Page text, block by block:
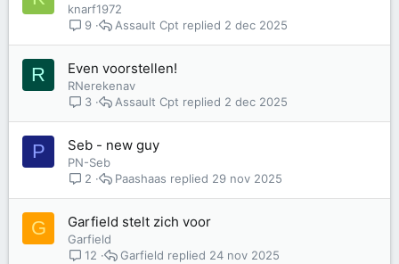
knarf1972
9
2 dec 2025
Assault Cpt
R Even voorstellen!
RNerekenav
3
2 dec 2025
Assault Cpt
P Seb - new guy
PN-Seb
2
29 nov 2025
Paashaas
G Garfield stelt zich voor
Garfield
12
24 nov 2025
Garfield